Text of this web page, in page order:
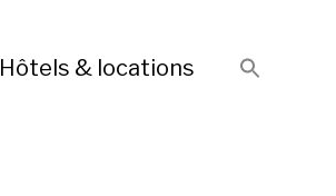
Hôtels & locations